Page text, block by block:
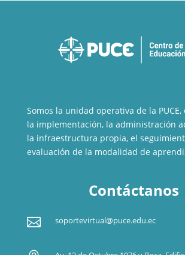
Somos la unidad operativa de la
la implementación, la administración
la infraestructura propia, el
evaluación de la modalidad de
Contáctanos
 soportevirtual@puce.edu.ec